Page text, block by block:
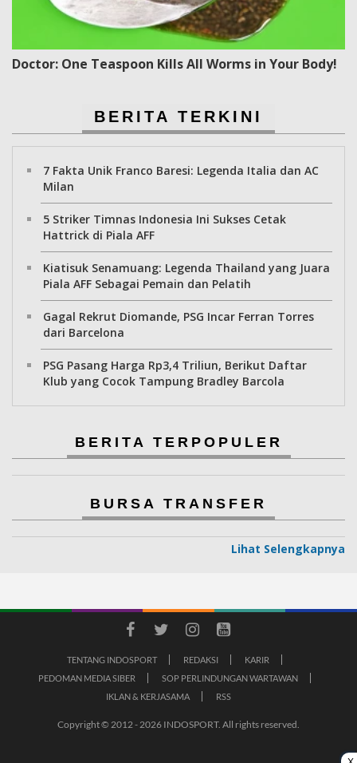
Doctor: One Teaspoon Kills All Worms in Your Body!
BERITA TERKINI
7 Fakta Unik Franco Baresi: Legenda Italia dan AC
Milan
5 Striker Timnas Indonesia Ini Sukses Cetak
Hattrick di Piala AFF
Kiatisuk Senamuang: Legenda Thailand yang Juara
Piala AFF Sebagai Pemain dan Pelatih
Gagal Rekrut Diomande, PSG Incar Ferran Torres
dari Barcelona
PSG Pasang Harga Rp3,4 Triliun, Berikut Daftar
Klub yang Cocok Tampung Bradley Barcola
BERITA TERPOPULER
BURSA TRANSFER
Lihat Selengkapnya
TENTANG INDOSPORT REDAKSI
KARIR
PEDOMAN MEDIA SIBER
SOP PERLINDUNGAN WARTAWAN
IKLAN & KERJASAMA
RSS
Copyright © 2012 - 2026 INDOSPORT. All rights reserved.